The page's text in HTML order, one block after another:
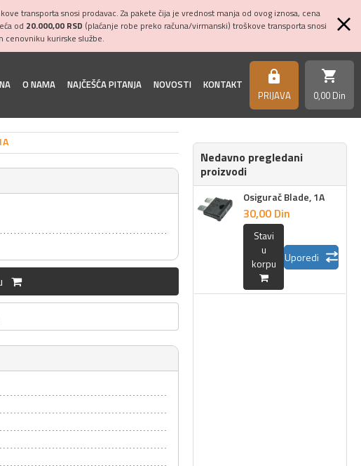
transporta snosi prodavac. Za pakete čija je vrednost manja od ovog iznosa, cena
od 20.000,00 RSD (plaćanje robe preko računa/virmanski) troškove transporta snosi
cenovniku kurirske službe.
O NAMA NAJČEŠĆA PITANJA NOVOSTI KONTAKT https
PRIJAVA
shopping_cart
0,00 Din
Nedavno pregledani
proizvodi
Osigurač Blade, 1A
30,00 Din
Stavi
u
korpu
Uporedi